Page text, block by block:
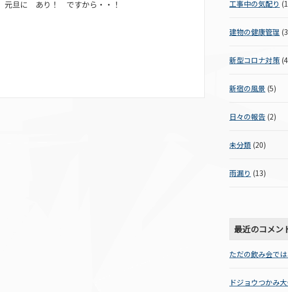
旦に あり！ ですから・・！
工事中の気配り
建物の健康管理
新型コロナ対策
新宿の風景 (5)
日々の報告 (2)
未分類 (20)
雨漏り (13)
最近のコメン
ただの飲み会で
ドジョウつかみ大